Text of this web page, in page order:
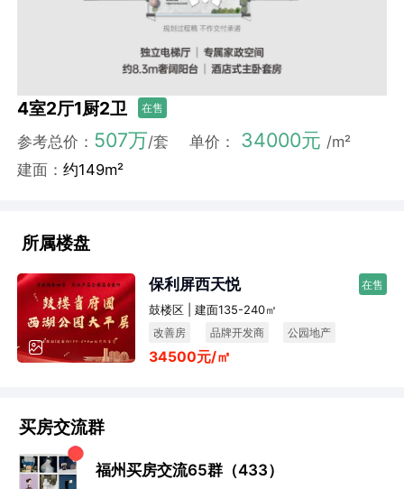
4室2厅1厨2卫 在售
参考总价： 507万/套 单价： 34000元 /m²
建面：约149m²
所属楼盘
保利屏西天悦 在售
鼓楼区 | 建面135-240㎡
改善房 品牌开发商 公园地产
34500元/㎡
买房交流群
福州买房交流65群（433）
小石头：地段还行